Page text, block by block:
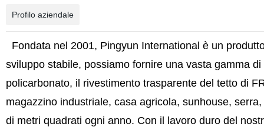
Profilo aziendale
Fondata nel 2001, Pingyun International è un
sviluppo stabile, possiamo fornire una vasta gamma
policarbonato, il rivestimento trasparente del tetto di
magazzino industriale, casa agricola, sunhouse,
di metri quadrati ogni anno. Con il lavoro duro del